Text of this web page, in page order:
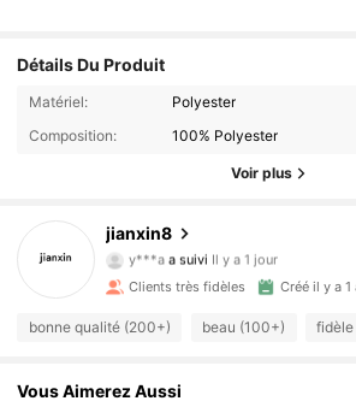
Détails Du Produit
Matériel:
Polyester
Composition:
100% Polyester
Voir plus
jianxin8
4.88
y***a a suivi Il y a 1 jour
594 Suiveurs
Clients très fidèles Créé il y a 1
bonne qualité (200+) beau (100+)
Vous Aimerez Aussi